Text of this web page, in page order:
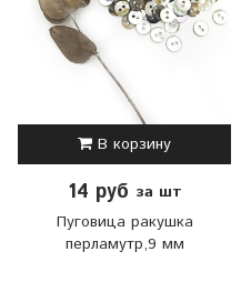
В корзину
14 руб за шт
Пуговица ракушка
перламутр,9 мм